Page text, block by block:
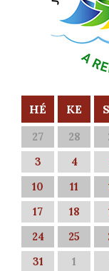
HÉ KE
27 28
3
4
10
11
17
18
24
25
31
1